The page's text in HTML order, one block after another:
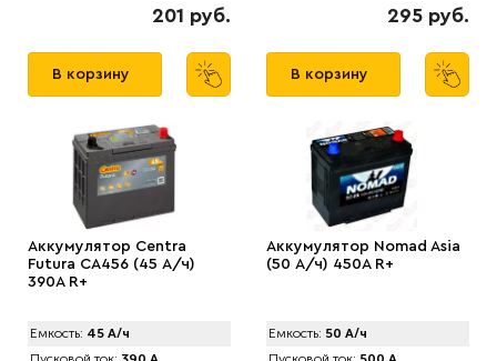
201 руб.
В корзину
295 руб.
В корзину
Аккумулятор Centra
Futura CA456 (45 А/ч)
390A R+
Емкость: 45 А/ч
Аккумулятор Nomad Asia
(50 А/ч) 450A R+
Емкость: 50 А/ч